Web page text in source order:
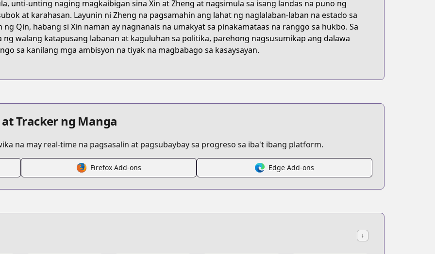
kingdom
www.cdjapan.co.jp/product/NEOBK-31748
unti-unting naging magkaibigan sina Xin at Zheng at nagsimula sa isang landas na puno ng
at karahasan. Layunin ni Zheng na pagsamahin ang lahat ng naglalaban-laban na estado sa
ng Qin, habang si Xin naman ay nagnanais na umakyat sa pinakamataas na ranggo sa hukbo. Sa
ng walang katapusang labanan at kaguluhan sa politika, parehong nagsusumikap ang dalawa
sa kanilang mga ambisyon na tiyak na magbabago sa kasaysayan.
Tracker ng Manga
na may real-time na pagsasalin at pagsubaybay sa progreso sa iba't ibang platform.
Firefox Add-ons Edge Add-ons
↓